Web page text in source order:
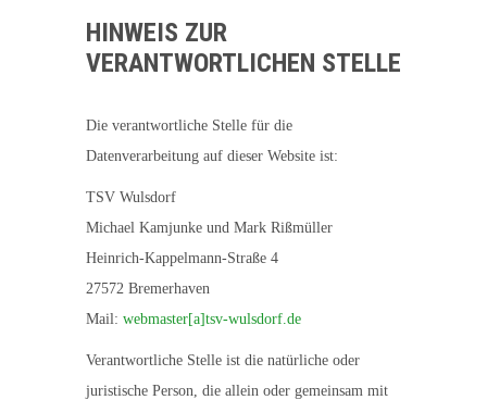
HINWEIS ZUR
VERANTWORTLICHEN STELLE
Die verantwortliche Stelle für die
Datenverarbeitung auf dieser Website ist:
TSV Wulsdorf
Michael Kamjunke und Mark Rißmüller
Heinrich-Kappelmann-Straße 4
27572 Bremerhaven
Mail: webmaster[a]tsv-wulsdorf.de
Verantwortliche Stelle ist die natürliche oder
juristische Person, die allein oder gemeinsam mit